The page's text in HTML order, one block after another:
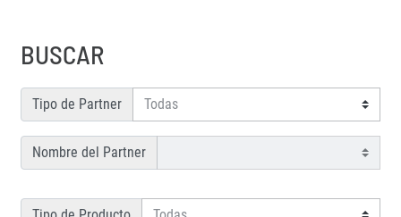
BUSCAR
Tipo de Partner
Nombre del Partner